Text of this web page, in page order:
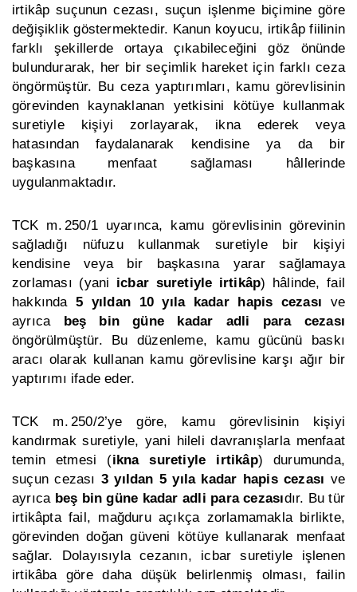
irtikâp suçunun cezası, suçun işlenme biçimine göre
değişiklik göstermektedir. Kanun koyucu, irtikâp fiilinin
farklı şekillerde ortaya çıkabileceğini göz önünde
bulundurarak, her bir seçimlik hareket için farklı ceza
öngörmüştür. Bu ceza yaptırımları, kamu görevlisinin
görevinden kaynaklanan yetkisini kötüye kullanmak
suretiyle kişiyi zorlayarak, ikna ederek veya
hatasından faydalanarak kendisine ya da bir
başkasına menfaat sağlaması hâllerinde
uygulanmaktadır.
TCK m. 250/1 uyarınca, kamu görevlisinin görevinin
sağladığı nüfuzu kullanmak suretiyle bir kişiyi
kendisine veya bir başkasına yarar sağlamaya
zorlaması (yani icbar suretiyle irtikâp) hâlinde, fail
hakkında5 yıldan 10 yıla kadar hapis cezası ve
ayrıca
beş bin güne kadar adli para cezası
öngörülmüştür. Bu düzenleme, kamu gücünü baskı
aracı olarak kullanan kamu görevlisine karşı ağır bir
yaptırımı ifade eder.
TCK m. 250/2’ye göre, kamu görevlisinin kişiyi
kandırmak suretiyle, yani hileli davranışlarla menfaat
temin etmesi (ikna suretiyle irtikâp) durumunda,
suçun cezası 3 yıldan 5 yıla kadar hapis cezası ve
ayrıca beş bin güne kadar adli para cezasıdır. Bu tür
irtikâpta fail, mağduru açıkça zorlamamakla birlikte,
görevinden doğan güveni kötüye kullanarak menfaat
sağlar. Dolayısıyla cezanın, icbar suretiyle işlenen
irtikâba göre daha düşük belirlenmiş olması, failin